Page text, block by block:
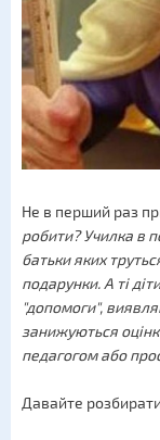
Не в перший раз
робити? Училка в
батьки яких
подарунки. А ті
"допомоги",
занижуються
педагогом або
Давайте